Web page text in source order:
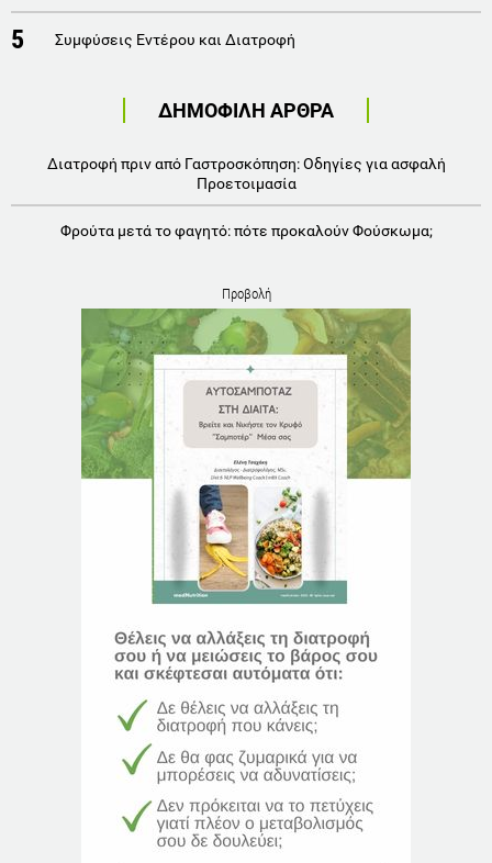
5 Συμφύσεις Εντέρου και Διατροφή
ΔΗΜΟΦΙΛΗ ΑΡΘΡΑ
Διατροφή πριν από Γαστροσκόπηση: Οδηγίες για ασφαλή
Προετοιμασία
Φρούτα μετά το φαγητό: πότε προκαλούν Φούσκωμα;
Προβολή